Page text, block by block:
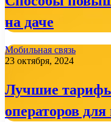
на даче
Мобильная связь
23 октября, 2024
Лучшие
операторов